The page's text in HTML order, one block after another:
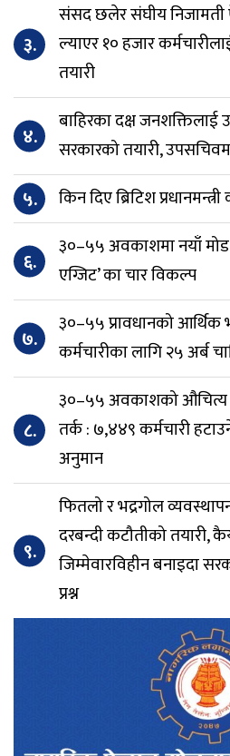
३.
संसद छलेर संघीय निजामती
ल्याएर १० हजार
तयारी
४.
बाहिरका दक्ष जनशक्तिलाई
सरकारको तयारी,
५. किन दिए ब्रिटिश
६.
३०–५५ अवकाशमा नयाँ
एग्जिट’ का चार विकल्प
७.
३०–५५ प्रावधानको
कर्मचारीका लागि २५ अर्ब
८.
३०–५५ अवकाशको औचित्य
तर्क : ७,४४९ कर्मचारी
अनुमान
९.
फितलो र भद्रगोल
दरबन्दी कटौतीको तयारी,
जिम्मेवारविहीन बनाइदा
प्रश्न